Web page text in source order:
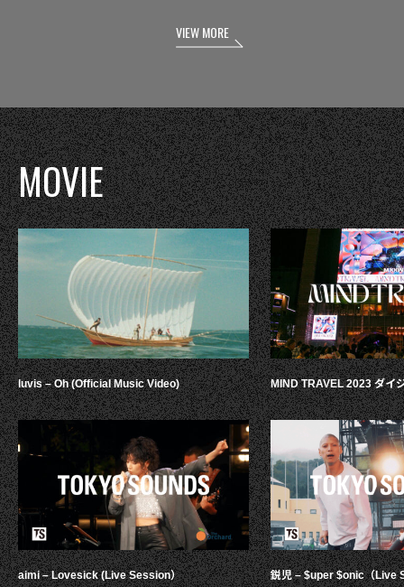
VIEW MORE
MOVIE
luvis – Oh (Official Music Video)
aimi – Lovesick (Live Session）
MIND TRAVEL 2023 ダイ
鋭児 – $uper $onic（Live